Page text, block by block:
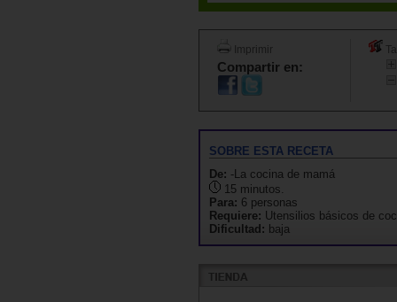
Imprimir
Compartir en:
SOBRE ESTA RECETA
De: -La cocina de mamá
15 minutos.
Para: 6 personas
Requiere: Utensilios básicos de
Dificultad: baja